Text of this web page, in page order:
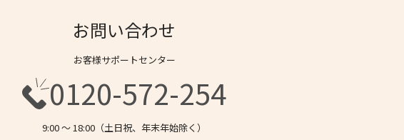
お問い合わせ
お客様サポートセンター
0120-572-254
9:00 〜 18:00（土日祝、年末年始除く）